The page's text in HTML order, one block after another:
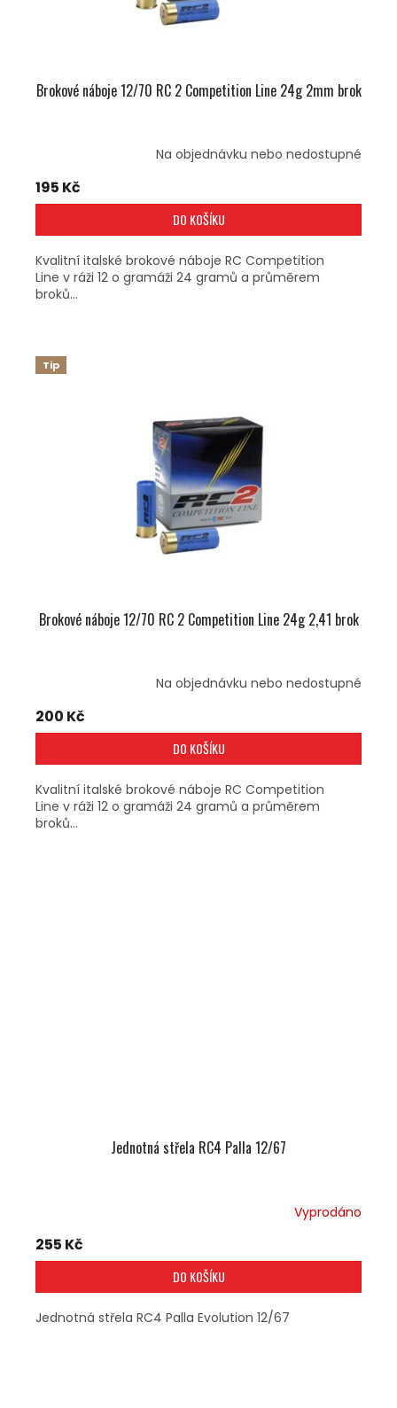
Brokové náboje 12/70 RC 2 Competition Line 24g 2mm brok
Na objednávku nebo nedostupné
195 Kč
DO KOŠÍKU
Kvalitní italské brokové náboje RC Competition
Line v ráži 12 o gramáži 24 gramů a průměrem
broků...
Tip
Brokové náboje 12/70 RC 2 Competition Line 24g 2,41 brok
Na objednávku nebo nedostupné
200 Kč
DO KOŠÍKU
Kvalitní italské brokové náboje RC Competition
Line v ráži 12 o gramáži 24 gramů a průměrem
broků...
Jednotná střela RC4 Palla 12/67
Vyprodáno
255 Kč
DO KOŠÍKU
Jednotná střela RC4 Palla Evolution 12/67